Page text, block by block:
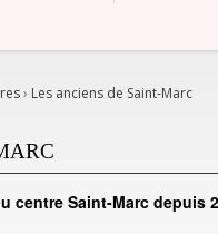
› Les anciens de Saint-Marc
centre Saint-Marc